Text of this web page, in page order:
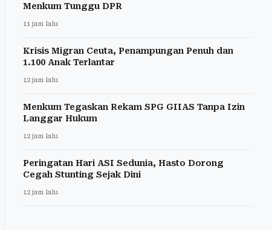
Menkum Tunggu DPR
11 jam lalu
Krisis Migran Ceuta, Penampungan Penuh dan
1.100 Anak Terlantar
12 jam lalu
Menkum Tegaskan Rekam SPG GIIAS Tanpa Izin
Langgar Hukum
12 jam lalu
Peringatan Hari ASI Sedunia, Hasto Dorong
Cegah Stunting Sejak Dini
12 jam lalu